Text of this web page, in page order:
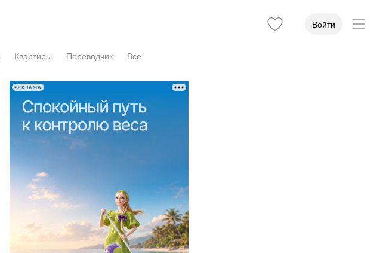
Войти
Квартиры Переводчик Все
РЕКЛАМА